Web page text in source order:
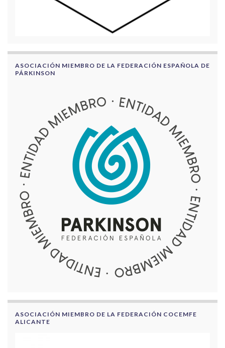
ASOCIACIÓN MIEMBRO DE LA FEDERACIÓN ESPAÑOLA DE
PÁRKINSON
ASOCIACIÓN MIEMBRO DE LA FEDERACIÓN COCEMFE
ALICANTE